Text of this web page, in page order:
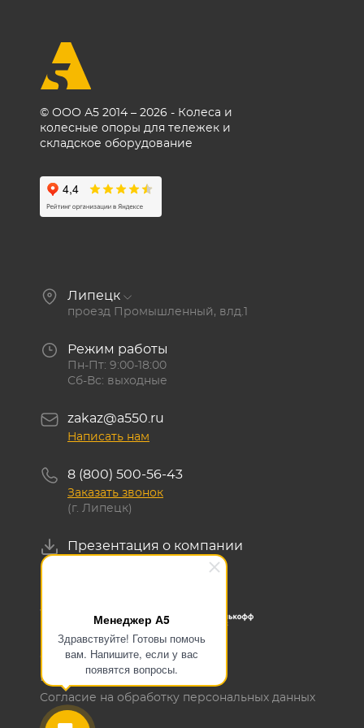
Менеджер А5
Здравствуйте! Готовы помочь
вам. Напишите, если у вас
появятся вопросы.
© ООО А5 2014 – 2026 - Колеса и
колесные опоры для тележек и
складское оборудование
Липецк
проезд Промышленный, влд.1
Режим работы
Пн-Пт: 9:00-18:00
Сб-Вс: выходные
zakaz@a550.ru
Написать нам
8 (800) 500-56-43
Заказать звонок
(г. Липецк)
Презентация о компании
ОГРН 1145476129700
ИНН 5405503636
Согласие на обработку персональных данных